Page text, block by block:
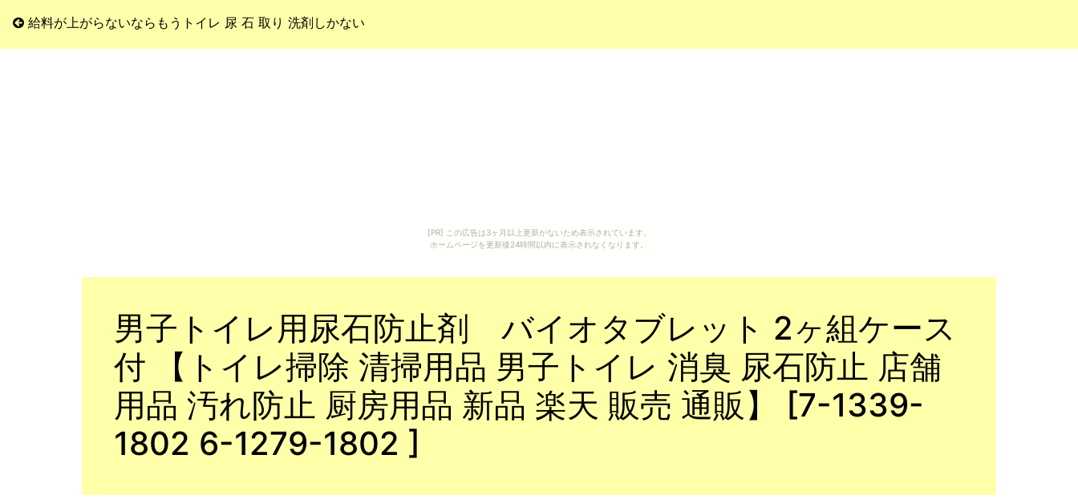
[PR] この広告は3ヶ月以上更新がないため表示されています。
ホームページを更新後24時間以内に表示されなくなります。
給料が上がらないならもうトイレ 尿 石 取り 洗剤しかない
男子トイレ用尿石防止剤 バイオタブレット 2ヶ組ケース
付 【トイレ掃除 清掃用品 男子トイレ 消臭 尿石防止 店舗
用品 汚れ防止 厨房用品 新品 楽天 販売 通販】 [7-1339-
1802 6-1279-1802 ]